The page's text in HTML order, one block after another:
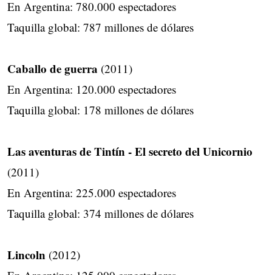
En Argentina: 780.000 espectadores
Taquilla global: 787 millones de dólares
Caballo de guerra (2011)
En Argentina: 120.000 espectadores
Taquilla global: 178 millones de dólares
Las aventuras de Tintín - El secreto del Unicornio
(2011)
En Argentina: 225.000 espectadores
Taquilla global: 374 millones de dólares
Lincoln (2012)